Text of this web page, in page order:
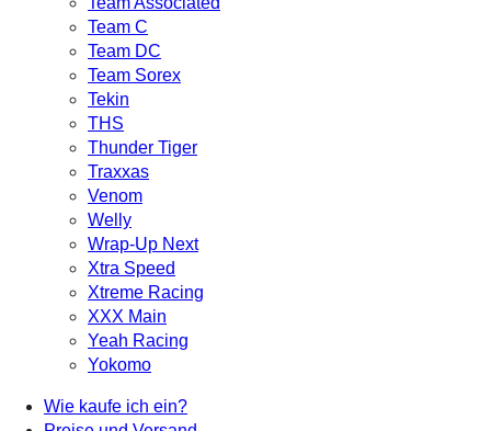
Team C
Team DC
Team Sorex
Tekin
THS
Thunder Tiger
Traxxas
Venom
Welly
Wrap-Up Next
Xtra Speed
Xtreme Racing
XXX Main
Yeah Racing
Yokomo
Wie kaufe ich ein?